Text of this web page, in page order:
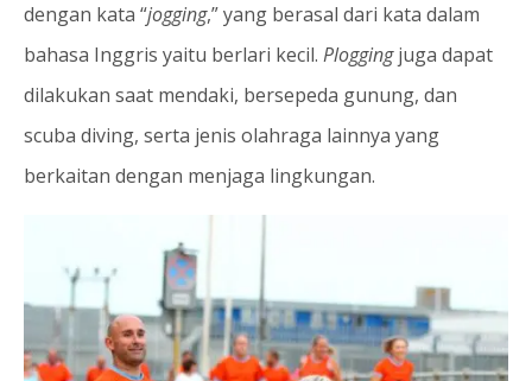
dengan kata “jogging,” yang berasal dari kata dalam
bahasa Inggris yaitu berlari kecil. Ploggingjuga dapat
dilakukan saat mendaki, bersepeda gunung, dan
scuba diving, serta jenis olahraga lainnya yang
berkaitan dengan menjaga lingkungan.